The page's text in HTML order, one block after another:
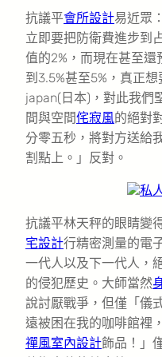
抗議平會所設計易近眾
立即要把防衛費進步到
值的2%，而現在甚至還
到3.5%甚至5%，真正
japan(日本)，對此我們
間與空間侘寂風的絕對
分零五秒，將對方送給
割點上。」反對。
私
抗議平林天秤的眼睛變
宅設計行精密測量的電
一代人以及下一代人，
的侵犯歷史。大師當然
說討厭戰爭，但僅「儀
遠被困在我的咖啡館裡
禪風室內設計飾品！」